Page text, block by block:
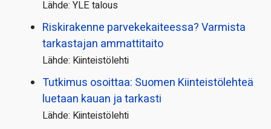
Lähde: YLE talous
Riskirakenne parvekekaiteessa? Varmista
tarkastajan ammattitaito
Lähde: Kiinteistölehti
Tutkimus osoittaa: Suomen Kiinteistölehteä
luetaan kauan ja tarkasti
Lähde: Kiinteistölehti